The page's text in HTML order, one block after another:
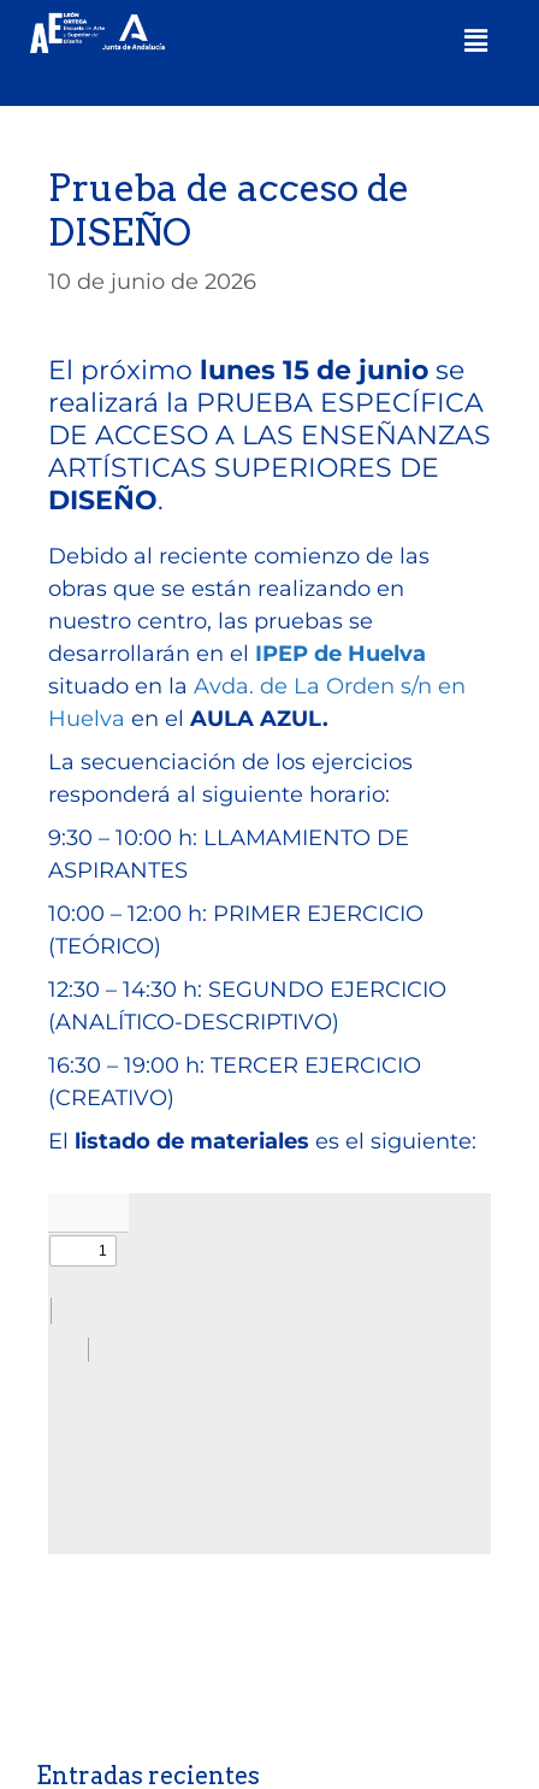
Prueba de acceso de
DISEÑO
10 de junio de 2026
El próximo lunes 15 de junio se
realizará la PRUEBA ESPECÍFICA
DE ACCESO A LAS ENSEÑANZAS
ARTÍSTICAS SUPERIORES DE
DISEÑO.
Debido al reciente comienzo de las
obras que se están realizando en
nuestro centro, las pruebas se
desarrollarán en el IPEP de Huelva
situado en la Avda. de La Orden s/n en
Huelva en el AULA AZUL.
La secuenciación de los ejercicios
responderá al siguiente horario:
9:30 – 10:00 h: LLAMAMIENTO DE
ASPIRANTES
10:00 – 12:00 h: PRIMER EJERCICIO
(TEÓRICO)
12:30 – 14:30 h: SEGUNDO EJERCICIO
(ANALÍTICO-DESCRIPTIVO)
16:30 – 19:00 h: TERCER EJERCICIO
(CREATIVO)
El listado de materiales es el siguiente:
Entradas recientes